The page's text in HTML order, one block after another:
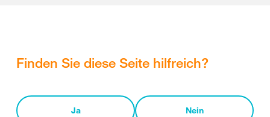
Finden Sie diese Seite hilfreich?
Ja Nein